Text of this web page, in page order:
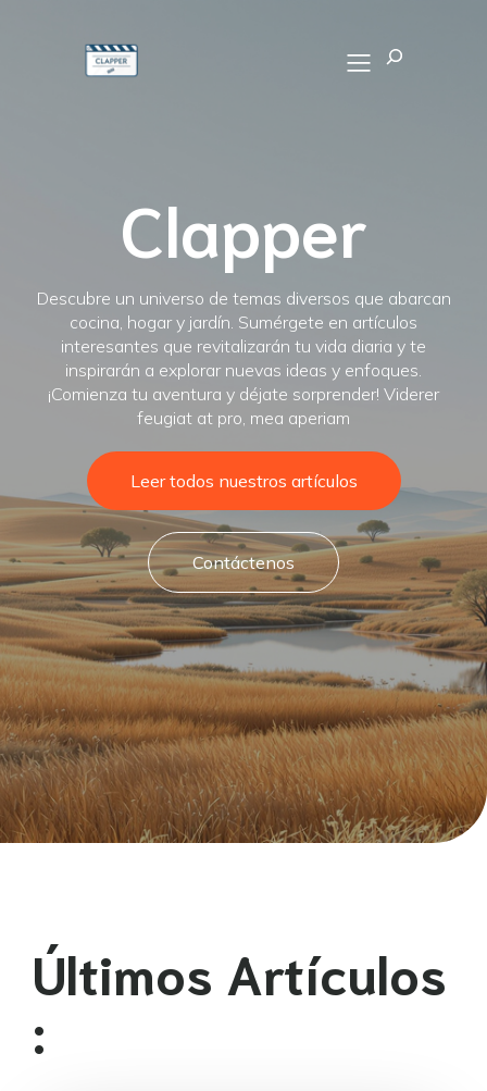
Clapper
Descubre un universo de temas diversos que abarcan
cocina, hogar y jardín. Sumérgete en artículos
interesantes que revitalizarán tu vida diaria y te
inspirarán a explorar nuevas ideas y enfoques.
¡Comienza tu aventura y déjate sorprender! Viderer
feugiat at pro, mea aperiam
Leer todos nuestros artículos
Contáctenos
Últimos Artículos
: